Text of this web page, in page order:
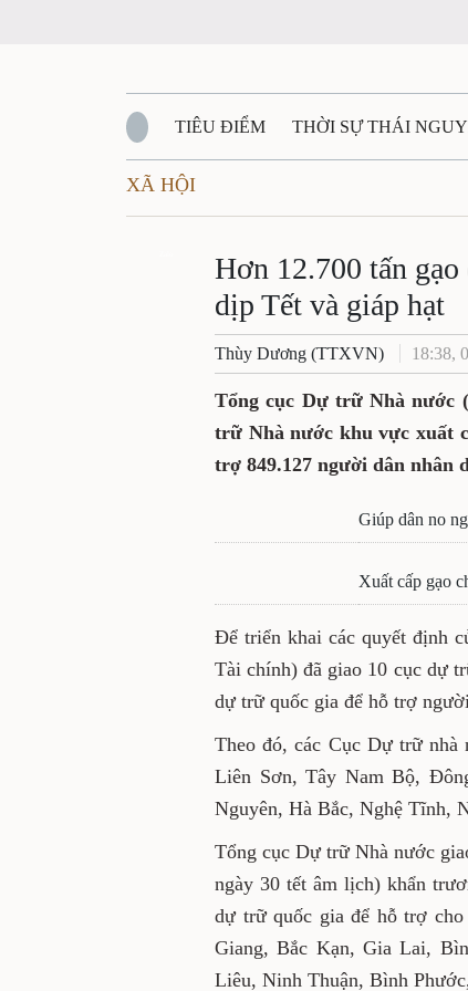
TIÊU ĐIỂM THỜI SỰ THÁI
QUỐC PHÒNG - AN NINH
QUÊ HƯƠNG - ĐẤT NƯỚC QUỐC TẾ
VĂN BẢN, CHÍNH SÁCH MỚI VĂN
XÃ HỘI
Hơn 12.700 tấn
dịp Tết và giáp hạt
Thùy Dương (TTXVN) 18:38,
Tổng cục Dự trữ Nhà nước
trữ Nhà nước khu vực xuất
trợ 849.127 người dân nhân
Giúp dân no
Xuất cấp gạo
Để triển khai các quyết định
Tài chính) đã giao 10 cục dự
dự trữ quốc gia để hỗ trợ
Theo đó, các Cục Dự trữ
Liên Sơn, Tây Nam Bộ,
Nguyên, Hà Bắc, Nghệ Tĩnh,
Tổng cục Dự trữ Nhà nước
ngày 30 tết âm lịch) khẩn
dự trữ quốc gia để hỗ trợ
Giang, Bắc Kạn, Gia Lai,
Liêu, Ninh Thuận, Bình